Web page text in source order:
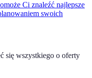
Ci znaleźć najlepsze
swoich
się wszystkiego o oferty